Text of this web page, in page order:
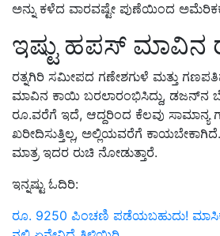
ಅನ್ನು ಕಳೆದ ವಾರವಷ್ಟೇ ಪುಣೆಯಿಂದ
ಇಷ್ಟು ಹಪಸ್ ಮಾವಿನ
ರತ್ನಗಿರಿ ಸಮೀಪದ ಗಣೇಶಗುಳೆ ಮತ್ತು
ಮಾವಿನ ಕಾಯಿ ಬರಲಾರಂಭಿಸಿದ್ದು, ಡಜನ್‌ನ
ರೂ.ವರೆಗೆ ಇದೆ, ಆದ್ದರಿಂದ ಕೆಲವು ಸಾಮಾನ್ಯ
ಖರೀದಿಸುತ್ತಿಲ್ಲ, ಅಲ್ಲಿಯವರೆಗೆ
ಮಾತ್ರ ಇದರ ರುಚಿ ನೋಡುತ್ತಾರೆ.
ಇನ್ನಷ್ಟು ಓದಿರಿ:
ರೂ. 9250 ಪಿಂಚಣಿ ಪಡೆಯಬಹುದು! ಮಾಸಿಕ